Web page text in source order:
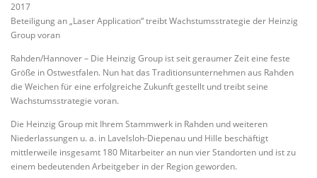
HEINZIG|GROUP
2017
Beteiligung an „Laser Application“ treibt Wachstumsstrategie der Heinzig
Group voran
Rahden/Hannover – Die Heinzig Group ist seit geraumer Zeit eine feste
Größe in Ostwestfalen. Nun hat das Traditionsunternehmen aus Rahden
die Weichen für eine erfolgreiche Zukunft gestellt und treibt seine
Wachstumsstrategie voran.
Die Heinzig Group mit Ihrem Stammwerk in Rahden und weiteren
Niederlassungen u. a. in Lavelsloh-Diepenau und Hille beschäftigt
mittlerweile insgesamt 180 Mitarbeiter an nun vier Standorten und ist zu
einem bedeutenden Arbeitgeber in der Region geworden.